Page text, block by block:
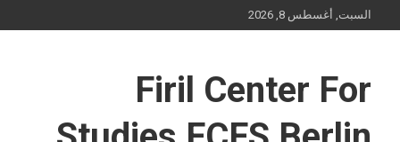
to
السبت, أغسطس 8, 2026
Firil Center For